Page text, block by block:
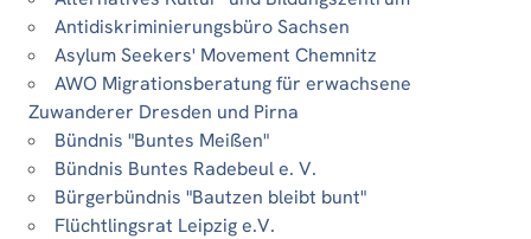
Antidiskriminierungsbüro Sachsen
Asylum Seekers' Movement Chemnitz
AWO Migrationsberatung für erwachsene
Zuwanderer Dresden und Pirna
Bündnis "Buntes Meißen"
Bündnis Buntes Radebeul e. V.
Bürgerbündnis "Bautzen bleibt bunt"
Flüchtlingsrat Leipzig e.V.